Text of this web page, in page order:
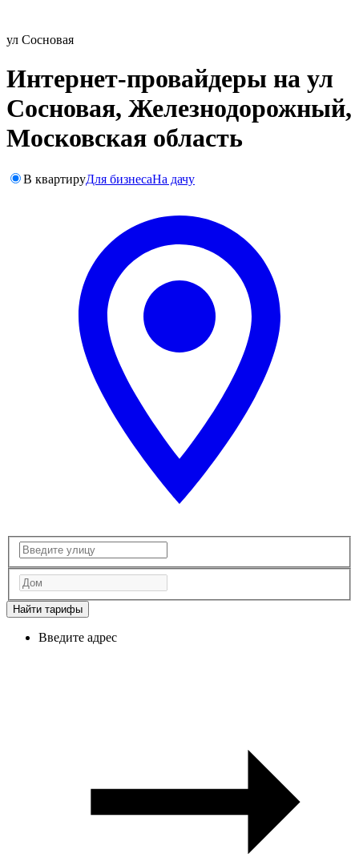
ул Сосновая
Интернет-провайдеры на ул
Сосновая, Железнодорожный,
Московская область
В квартируДля бизнесаНа дачу
Найти тарифы
Введите адрес